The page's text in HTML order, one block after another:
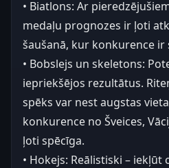
• Biatlons: Ar
medaļu prognozes ir ļoti
šaušanā, kur konkurence ir
• Bobslejs un skeletons:
iepriekšējos rezultātus.
spēks var nest augstas
konkurence no Šveices,
ļoti spēcīga.
• Hokejs: Reālistiski –